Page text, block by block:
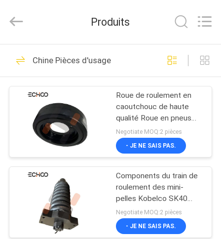
MAISON
PRODUITS
SUJET
NOUS
D'USINE
Corporation.
Mini rouleaux
d'excavatrice
855
Mini pignons
d'excavatrice
452
Produits
Chine Pièces d'usage
Roue de roulement en
caoutchouc de haute
qualité Roue en pneus
solides pour pavés
Negotiate MOQ:2 pièces
- JE NE SAIS PAS.
Components du train de
roulement des mini-
pelles Kobelco SK40
Components du train de
roulement des mini-
pelles Assy
Negotiate MOQ:2 pièces
- JE NE SAIS PAS.